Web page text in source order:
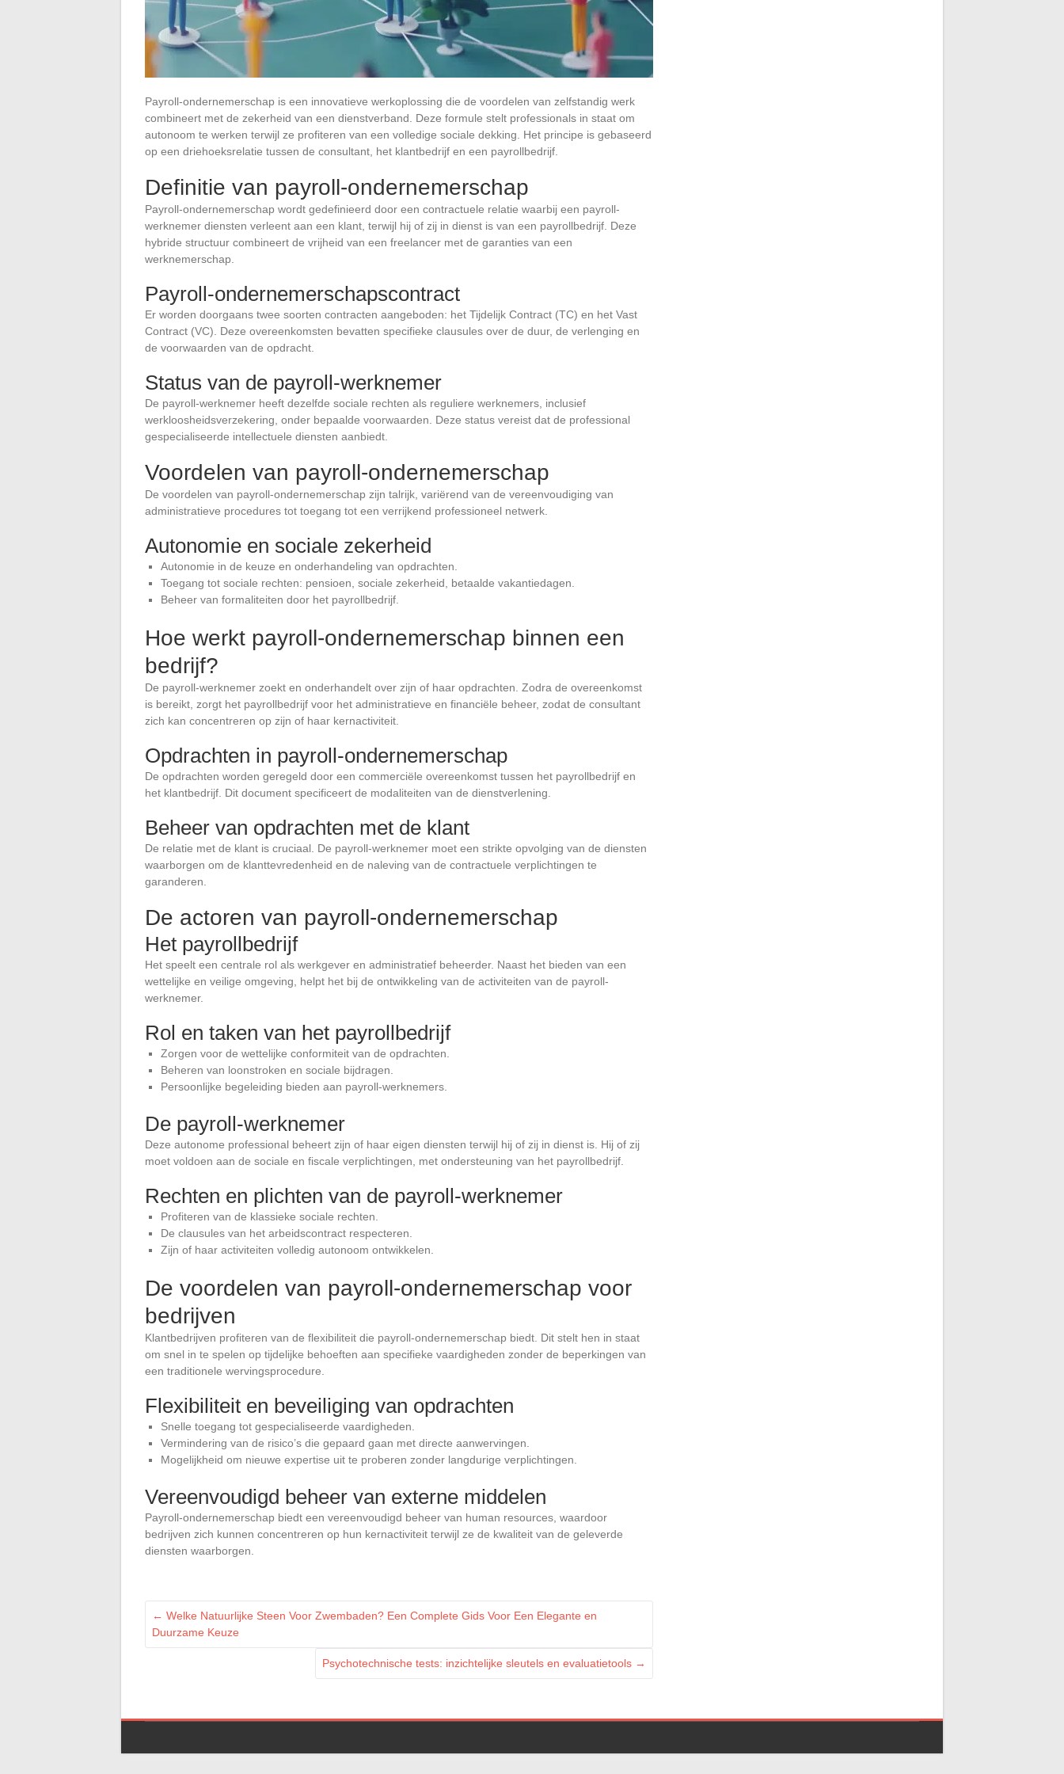
Payroll-ondernemerschap is een innovatieve werkoplossing die de voordelen van zelfstandig werk
combineert met de zekerheid van een dienstverband. Deze formule stelt professionals in staat om
autonoom te werken terwijl ze profiteren van een volledige sociale dekking. Het principe is gebaseerd
op een driehoeksrelatie tussen de consultant, het klantbedrijf en een payrollbedrijf.
Definitie van payroll-ondernemerschap
Payroll-ondernemerschap wordt gedefinieerd door een contractuele relatie waarbij een payroll-
werknemer diensten verleent aan een klant, terwijl hij of zij in dienst is van een payrollbedrijf. Deze
hybride structuur combineert de vrijheid van een freelancer met de garanties van een
werknemerschap.
Payroll-ondernemerschapscontract
Er worden doorgaans twee soorten contracten aangeboden: het Tijdelijk Contract (TC) en het Vast
Contract (VC). Deze overeenkomsten bevatten specifieke clausules over de duur, de verlenging en
de voorwaarden van de opdracht.
Status van de payroll-werknemer
De payroll-werknemer heeft dezelfde sociale rechten als reguliere werknemers, inclusief
werkloosheidsverzekering, onder bepaalde voorwaarden. Deze status vereist dat de professional
gespecialiseerde intellectuele diensten aanbiedt.
Voordelen van payroll-ondernemerschap
De voordelen van payroll-ondernemerschap zijn talrijk, variërend van de vereenvoudiging van
administratieve procedures tot toegang tot een verrijkend professioneel netwerk.
Autonomie en sociale zekerheid
Autonomie in de keuze en onderhandeling van opdrachten.
Toegang tot sociale rechten: pensioen, sociale zekerheid, betaalde vakantiedagen.
Beheer van formaliteiten door het payrollbedrijf.
Hoe werkt payroll-ondernemerschap binnen een
bedrijf?
De payroll-werknemer zoekt en onderhandelt over zijn of haar opdrachten. Zodra de overeenkomst
is bereikt, zorgt het payrollbedrijf voor het administratieve en financiële beheer, zodat de consultant
zich kan concentreren op zijn of haar kernactiviteit.
Opdrachten in payroll-ondernemerschap
De opdrachten worden geregeld door een commerciële overeenkomst tussen het payrollbedrijf en
het klantbedrijf. Dit document specificeert de modaliteiten van de dienstverlening.
Beheer van opdrachten met de klant
De relatie met de klant is cruciaal. De payroll-werknemer moet een strikte opvolging van de diensten
waarborgen om de klanttevredenheid en de naleving van de contractuele verplichtingen te
garanderen.
De actoren van payroll-ondernemerschap
Het payrollbedrijf
Het speelt een centrale rol als werkgever en administratief beheerder. Naast het bieden van een
wettelijke en veilige omgeving, helpt het bij de ontwikkeling van de activiteiten van de payroll-
werknemer.
Rol en taken van het payrollbedrijf
Zorgen voor de wettelijke conformiteit van de opdrachten.
Beheren van loonstroken en sociale bijdragen.
Persoonlijke begeleiding bieden aan payroll-werknemers.
De payroll-werknemer
Deze autonome professional beheert zijn of haar eigen diensten terwijl hij of zij in dienst is. Hij of zij
moet voldoen aan de sociale en fiscale verplichtingen, met ondersteuning van het payrollbedrijf.
Rechten en plichten van de payroll-werknemer
Profiteren van de klassieke sociale rechten.
De clausules van het arbeidscontract respecteren.
Zijn of haar activiteiten volledig autonoom ontwikkelen.
De voordelen van payroll-ondernemerschap voor
bedrijven
Klantbedrijven profiteren van de flexibiliteit die payroll-ondernemerschap biedt. Dit stelt hen in staat
om snel in te spelen op tijdelijke behoeften aan specifieke vaardigheden zonder de beperkingen van
een traditionele wervingsprocedure.
Flexibiliteit en beveiliging van opdrachten
Snelle toegang tot gespecialiseerde vaardigheden.
Vermindering van de risico’s die gepaard gaan met directe aanwervingen.
Mogelijkheid om nieuwe expertise uit te proberen zonder langdurige verplichtingen.
Vereenvoudigd beheer van externe middelen
Payroll-ondernemerschap biedt een vereenvoudigd beheer van human resources, waardoor
bedrijven zich kunnen concentreren op hun kernactiviteit terwijl ze de kwaliteit van de geleverde
diensten waarborgen.
← Welke Natuurlijke Steen Voor Zwembaden? Een Complete Gids Voor Een Elegante en
Duurzame Keuze
Psychotechnische tests: inzichtelijke sleutels en evaluatietools →